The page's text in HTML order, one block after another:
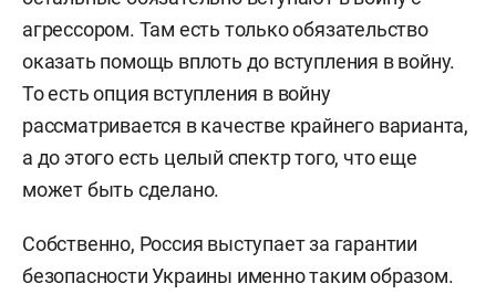
агрессором. Там есть только обязательство
оказать помощь вплоть до вступления в войну.
То есть опция вступления в войну
рассматривается в качестве крайнего варианта,
а до этого есть целый спектр того, что еще
может быть сделано.
Собственно, Россия выступает за гарантии
безопасности Украины именно таким образом.